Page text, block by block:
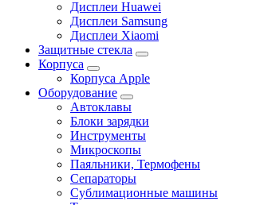
Дисплеи Huawei
Дисплеи Samsung
Дисплеи Xiaomi
Защитные стекла
Корпуса
Корпуса Apple
Оборудование
Автоклавы
Блоки зарядки
Инструменты
Микроскопы
Паяльники, Термофены
Сепараторы
Сублимационные машины